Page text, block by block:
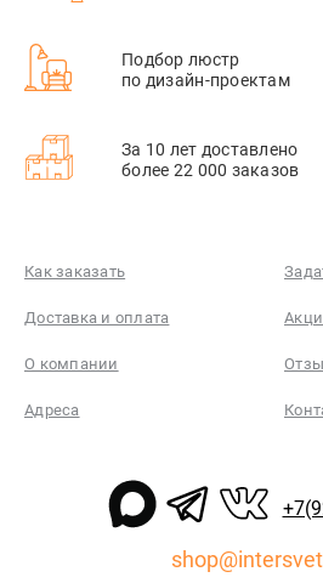
Подбор люстр
по дизайн-проектам
За 10 лет доставлено
более 22 000 заказов
Как заказать
Доставка и оплата
О компании
Адреса